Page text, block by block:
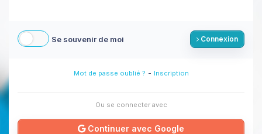
Se souvenir de moi Connexion
Mot de passe oublié ? - Inscription
Ou se connecter avec
Continuer avec Google